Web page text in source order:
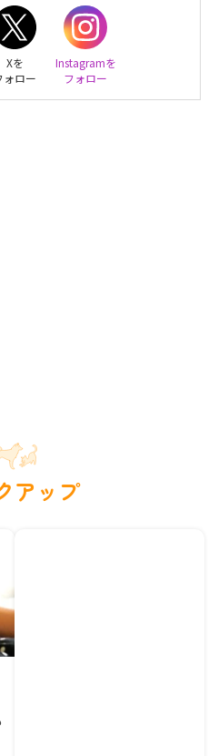
Xを
ォロー
Instagramを
フォロー
アップ